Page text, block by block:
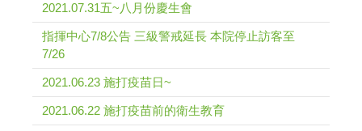
2021.07.31五~八月份慶生會
指揮中心7/8公告 三級警戒延長 本院停止訪客至
7/26
2021.06.23 施打疫苗日~
2021.06.22 施打疫苗前的衛生教育